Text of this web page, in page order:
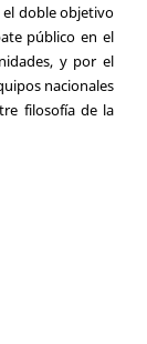
el doble objetivo
público en el
y por el
nacionales
filosofía de la